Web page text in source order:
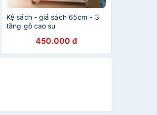
Kệ sách - giá sách 65cm - 3
tầng gỗ cao su
450.000 đ